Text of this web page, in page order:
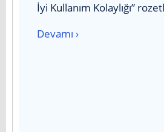
İyi Kullanım Kolaylığı”
Devamı ›